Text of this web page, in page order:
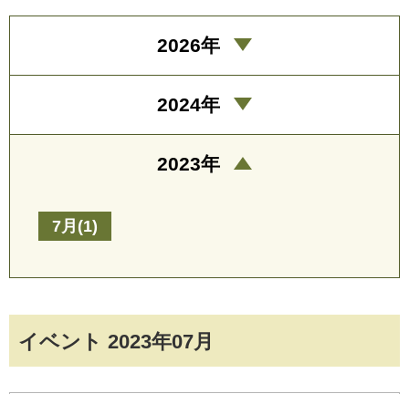
イベント 2023年07月
2026年
2024年
2023年
7月(1)